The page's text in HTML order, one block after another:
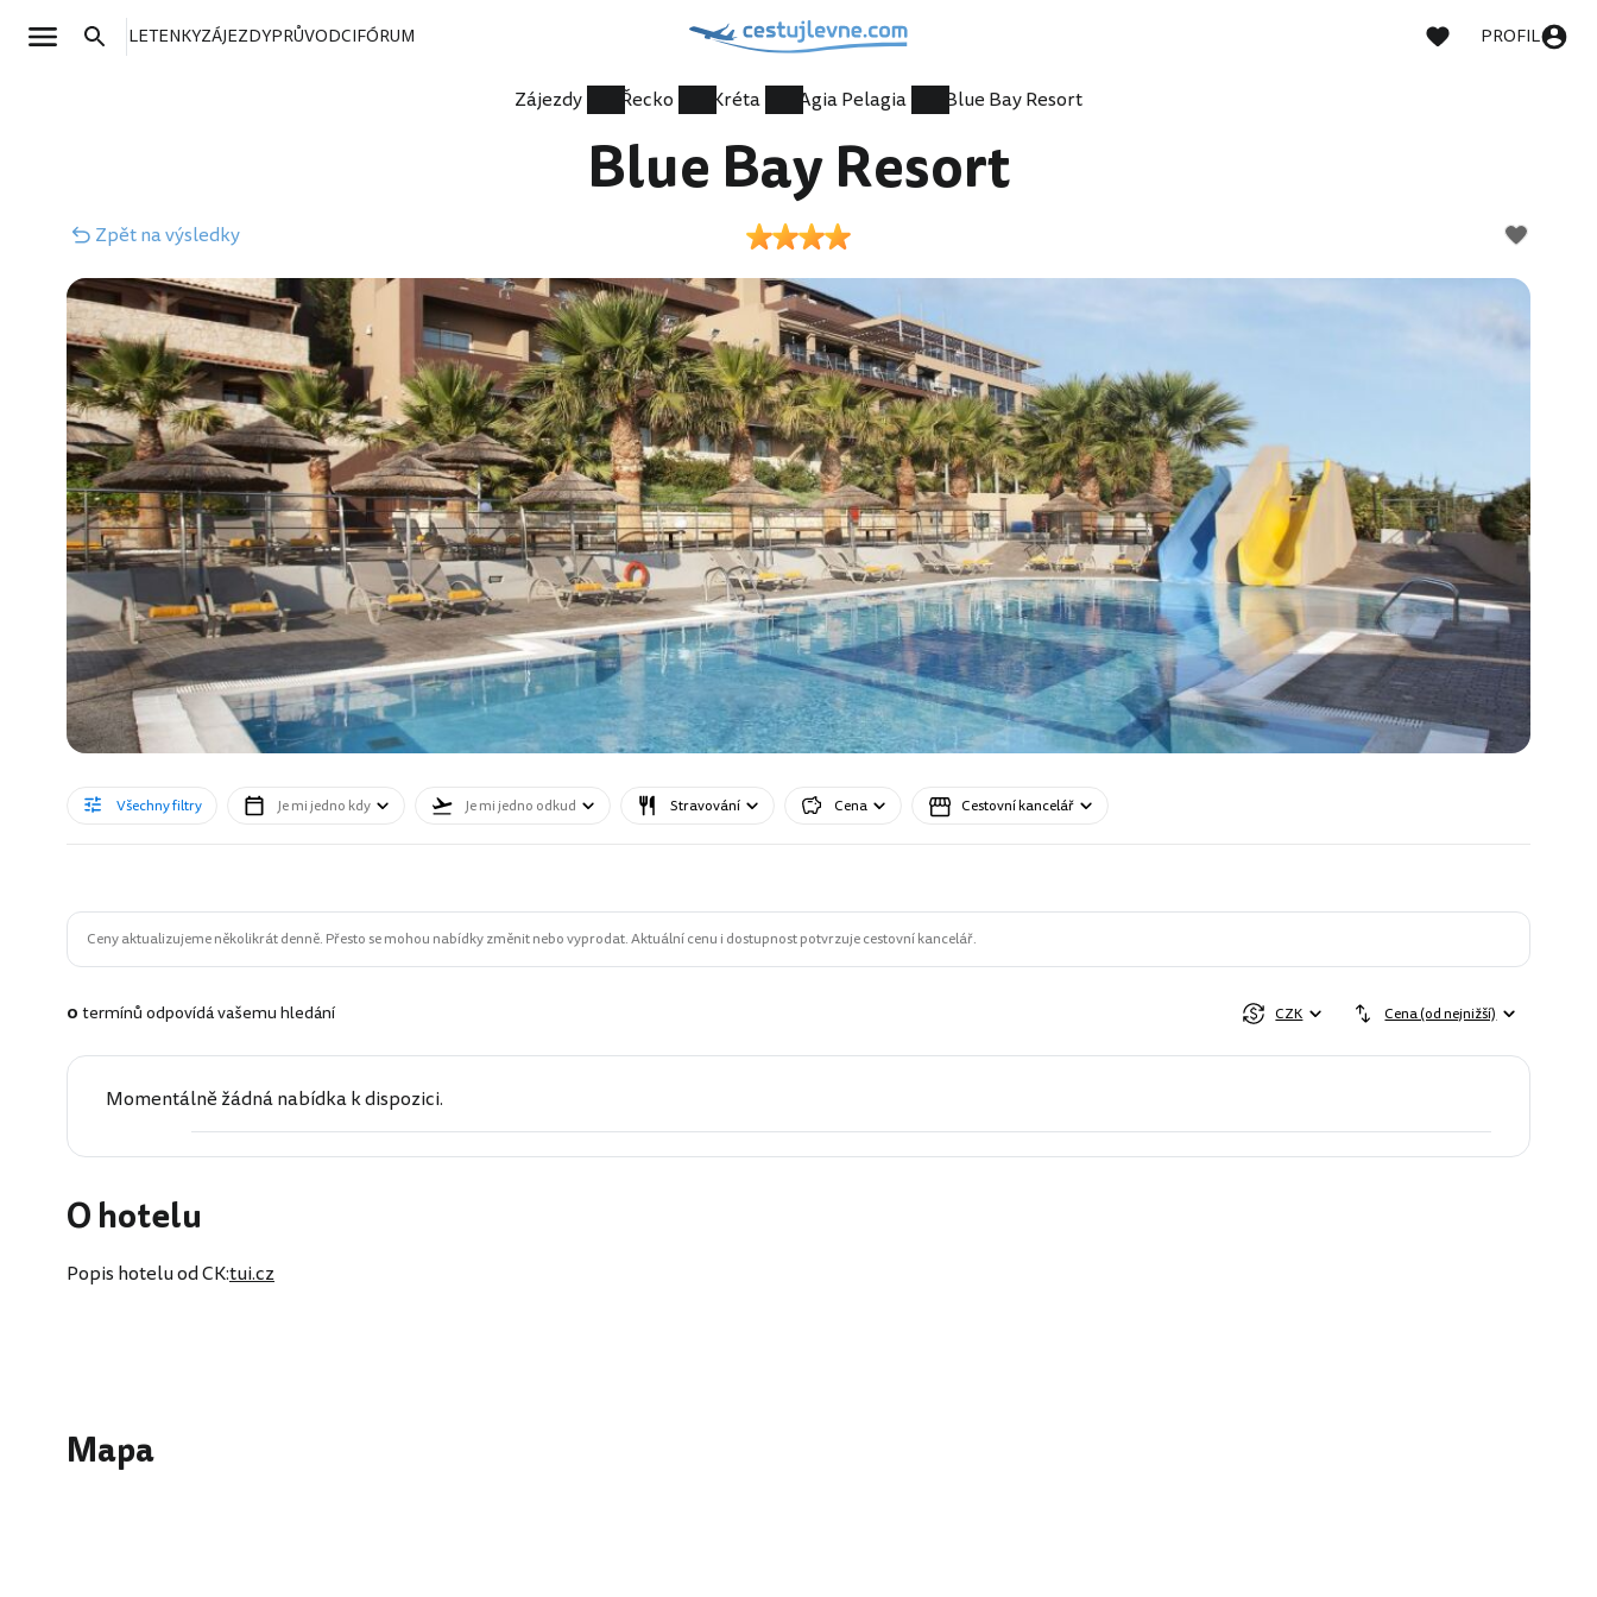
LETENKYZÁJEZDYPRŮVODCIFÓRUM PROFIL
Zájezdy Řecko Kréta Agia Pelagia Blue Bay Resort
Blue Bay Resort
Zpětna výsledky
Všechny filtry Je mi jedno kdy Je mi jedno odkud Stravování Cena Cestovní kancelář
Ceny aktualizujeme několikrát denně. Přesto se mohou nabídky změnit nebo vyprodat. Aktuální cenu i dostupnost potvrzuje cestovní kancelář.
0termínů odpovídá vašemu hledání CZK Cena (od nejnižší)
Momentálně žádná nabídka k dispozici.
O hotelu
Popis hotelu od CK:tui.cz
Mapa